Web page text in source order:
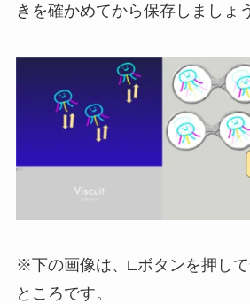
きを確かめてから保存しましょ
※下の画像は、□ボタンを押し
ところです。